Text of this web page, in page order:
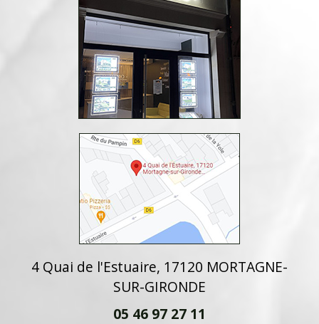
4 Quai de l'Estuaire, 17120 MORTAGNE-
SUR-GIRONDE
05 46 97 27 11